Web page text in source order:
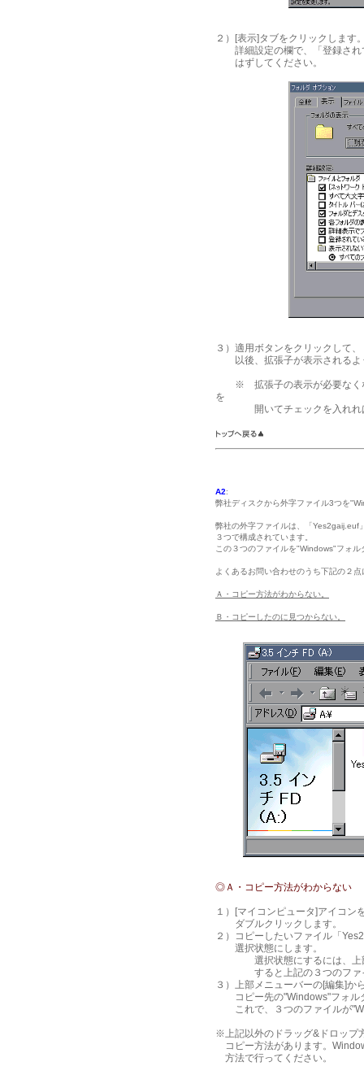
２）[表示]タブをクリックします
詳細設定の欄で、「登録され
はずしてください。
３）適用ボタンをクリックして
以後、拡張子が表示されるよ
※ 拡張子の表示が必要なくな
を
開いてチェックを入れれば
A2:
弊社ディスクから外字ファイル3つを
弊社の外字ファイルは、「
３つで構成されています。
この３つのファイルを"Windows"フォ
よくあるお問い合わせのうち下記の２
Ａ・コピー方法がわからない。
Ｂ・コピーしたのに見つからない。
◎Ａ・コピー方法がわからない
１）[マイコンピュータ]アイコン
ダブルクリックします。
２）コピーしたいファイル「
選択状態にします。
選択状態にするには、上部
すると上記の３つのファイ
３）上部メニューバーの[編集]か
コピー先の"Windows"フォル
これで、３つのファイルが
※上記以外のドラッグ&ドロップ
コピー方法があります。
方法で行ってください。